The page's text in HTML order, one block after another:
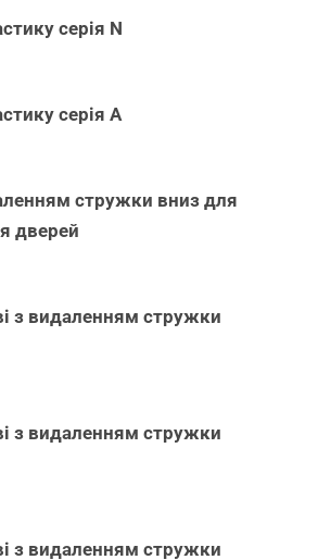
серія N
серія А
стружки вниз для
дверей
з видаленням стружки
з видаленням стружки
з видаленням стружки